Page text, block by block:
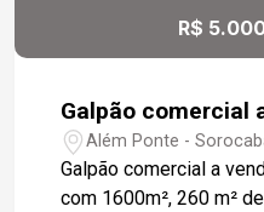
adaptação para
Estacionamento: Até 4
R$
Galpão comercial
Além Ponte -
Galpão comercial a
com 1600m², 260 m²